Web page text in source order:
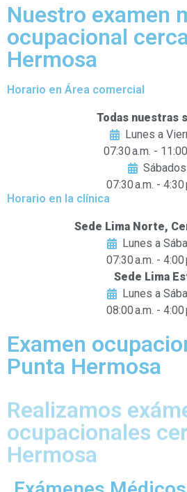
Nuestro examen
ocupacional
Hermosa
Horario en Área comercial
Todas nuestras
Lunes a
07:30 a.m. -
Sábados
07:30 a.m. - 4:30
Horario en la clínica
Sede Lima Norte,
Lunes a
07:30 a.m. - 4:00
Sede Lima
Lunes a
08:00 a.m. - 4:00
Examen
Punta Hermosa
Realizamos
ocupacionales
Hermosa